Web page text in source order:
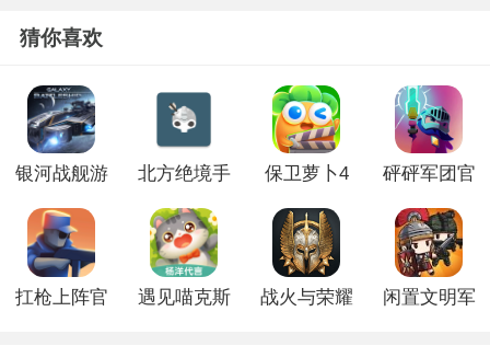
猜你喜欢
银河战舰游
北方绝境手
保卫萝卜4
砰砰军团官
扛枪上阵官
遇见喵克斯
战火与荣耀
闲置文明军